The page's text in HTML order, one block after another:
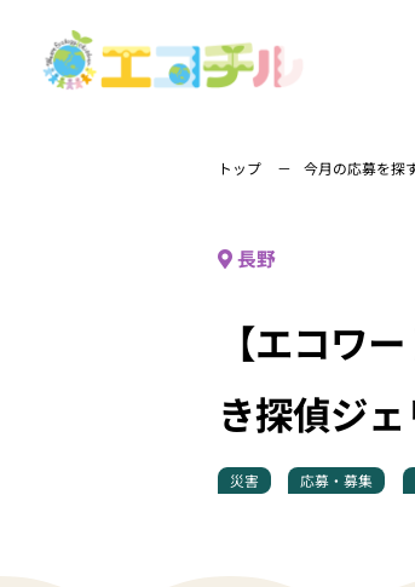
トップ 今月の応募を探
長野
【エコワ
き探偵ジ
災害 応募・募集